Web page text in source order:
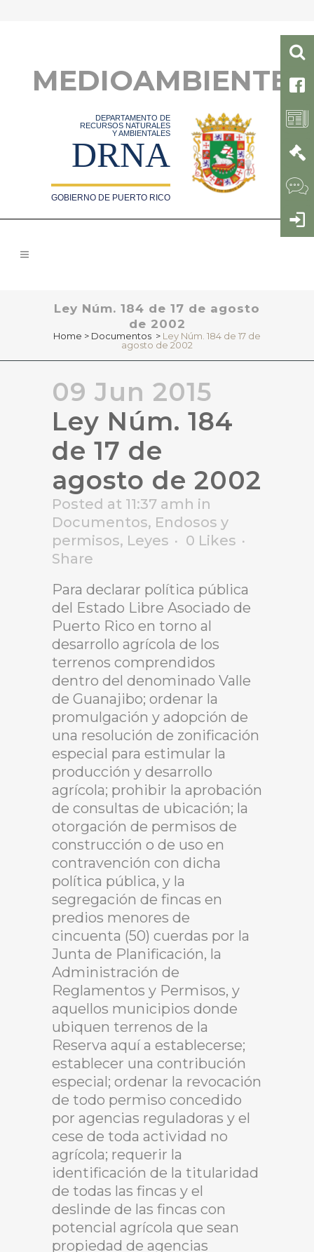
MEDIOAMBIENTE
DEPARTAMENTO DE
RECURSOS NATURALES
Y AMBIENTALES
DRNA
GOBIERNO DE PUERTO RICO
Ley Núm. 184 de 17 de agosto
de 2002
Home > Documentos > Ley Núm. 184 de 17 de
agosto de 2002
09 Jun 2015
Ley Núm. 184
de 17 de
agosto de 2002
Posted at 11:37 amh in
Documentos, Endosos y
permisos, Leyes 0 Likes
Share
Para declarar política pública
del Estado Libre Asociado de
Puerto Rico en torno al
desarrollo agrícola de los
terrenos comprendidos
dentro del denominado Valle
de Guanajibo; ordenar la
promulgación y adopción de
una resolución de zonificación
especial para estimular la
producción y desarrollo
agrícola; prohibir la aprobación
de consultas de ubicación; la
otorgación de permisos de
construcción o de uso en
contravención con dicha
política pública, y la
segregación de fincas en
predios menores de
cincuenta (50) cuerdas por la
Junta de Planificación, la
Administración de
Reglamentos y Permisos, y
aquellos municipios donde
ubiquen terrenos de la
Reserva aquí a establecerse;
establecer una contribución
especial; ordenar la revocación
de todo permiso concedido
por agencias reguladoras y el
cese de toda actividad no
agrícola; requerir la
identificación de la titularidad
de todas las fincas y el
deslinde de las fincas con
potencial agrícola que sean
propiedad de agencias